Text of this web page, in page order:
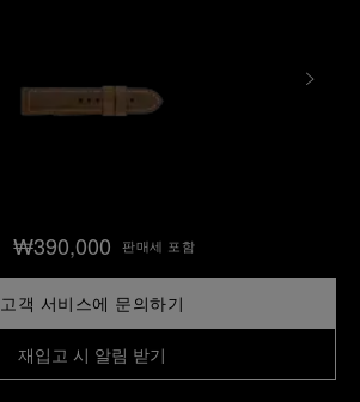
₩390,000 판매세 포함
고객 서비스에 문의하기
재입고 시 알림 받기